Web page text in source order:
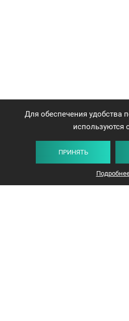
Для обеспечения удобства
используются
ПРИНЯТЬ